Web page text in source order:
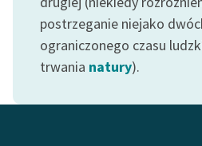
Feministyczne inspiracje.
Popularyzacja
skandynawskiej literatury
feministycznej
Ręce pełne poezji
postrzeganie niejako
ograniczonego czasu
trwania natury).